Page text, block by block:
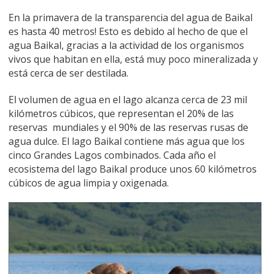
En la primavera de la transparencia del agua de Baikal
es hasta 40 metros! Esto es debido al hecho de que el
agua Baikal, gracias a la actividad de los organismos
vivos que habitan en ella, está muy poco mineralizada y
está cerca de ser destilada.
El volumen de agua en el lago alcanza cerca de 23 mil
kilómetros cúbicos, que representan el 20% de las
reservas mundiales y el 90% de las reservas rusas de
agua dulce. El lago Baikal contiene más agua que los
cinco Grandes Lagos combinados. Cada año el
ecosistema del lago Baikal produce unos 60 kilómetros
cúbicos de agua limpia y oxigenada.